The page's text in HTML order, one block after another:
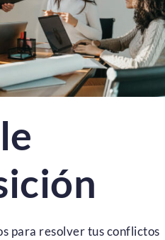
para resolver tus conflictos